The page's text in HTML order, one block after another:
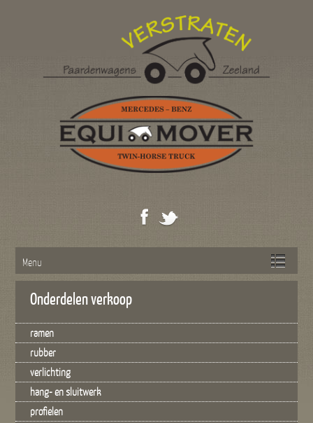
Menu
Onderdelen verkoop
ramen
rubber
verlichting
hang- en sluitwerk
profielen